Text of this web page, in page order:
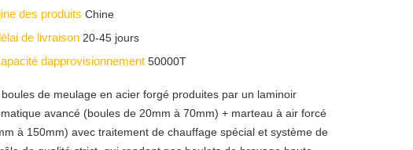
des produitsChine
de livraison 20-45 jours
dapprovisionnement50000T
boules de meulage en acier forgé produites par un laminoir
avancé (boules de 20mm à 70mm) + marteau à air forcé
à 150mm) avec traitement de chauffage spécial et système de